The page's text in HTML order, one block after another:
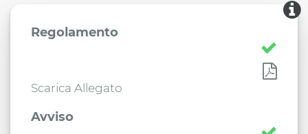
Regolamento
Scarica Allegato
Avviso